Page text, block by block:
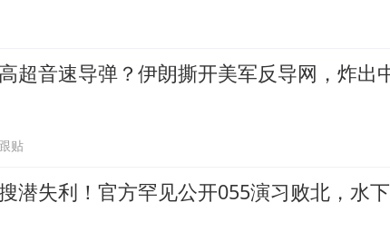
超音速导弹？伊朗撕开美军反导网，炸出
贴
潜失利！官方罕见公开055演习败北，水